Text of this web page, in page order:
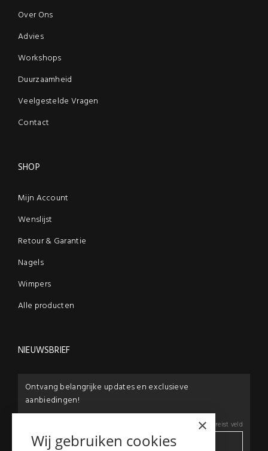
Over Ons
Advies
Workshops
Duurzaamheid
Veelgestelde Vragen
Contact
SHOP
Mijn Account
Wenslijst
Retour & Garantie
Nagels
Wimpers
Alle producten
NIEUWSBRIEF
Ontvang belangrijke updates en exclusieve
aanbiedingen!
*Vereist veld
×
Wij gebruiken cookies